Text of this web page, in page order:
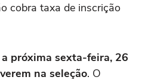
cobra taxa de inscrição
próxima sexta-feira, 26
na seleção. O